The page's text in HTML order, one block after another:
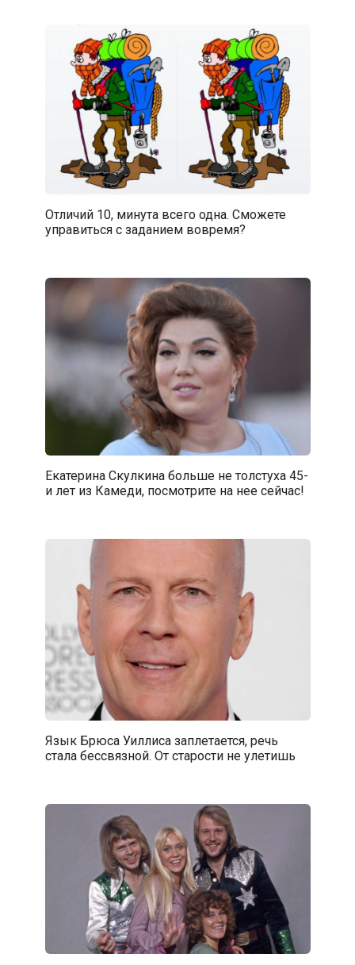
Отличий 10, минута всего одна. Сможете
управиться с заданием вовремя?
Екатерина Скулкина больше не толстуха 45-
и лет из Камеди, посмотрите на нее сейчас!
Язык Брюса Уиллиса заплетается, речь
стала бессвязной. От старости не улетишь